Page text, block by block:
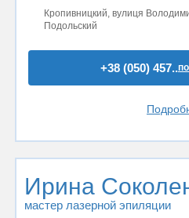
Кропивницкий, вулиця
Подольский
+38 (050) 457..
Ирина
мастер лазерной эпиляции